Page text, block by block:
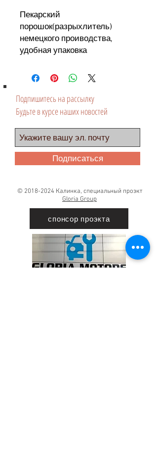
Пекарский
порошок(разрыхлитель)
немецкого проиводства,
удобная упаковка
Подпишитесь на рассылку
Будьте в курсе наших новостей
Подписаться
© 2018-2024 Калинка, специальный проэкт
Gloria Group
спонсор проэкта